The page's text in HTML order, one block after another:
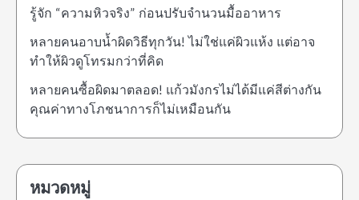
รู้จัก “ความหิวจริง” ก่อนปรับจำนวนมื้ออาหาร
หลายคนอาบน้ำผิดวิธีทุกวัน! ไม่ใช่แค่ผิวแห้ง แต่อาจ
ทำให้ผิวดูโทรมกว่าที่คิด
หลายคนซื้อผิดมาตลอด! แก้วมังกรไม่ได้มีแค่สีต่างกัน
คุณค่าทางโภชนาการก็ไม่เหมือนกัน
หมวดหมู่